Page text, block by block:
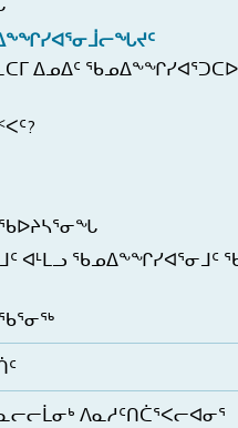
ᐃᓄᐃᑦ
ᖃᐅᔨᓴᕐᓂᖓ
ᐊᒻᒪᓗ ᖃᓄᐃᖕᖏᓯᐊᕐᓂᒧᑦ
ᐱᓇᓱᑦᑎᑖᕐᐸᓕᐊᓂᕐ